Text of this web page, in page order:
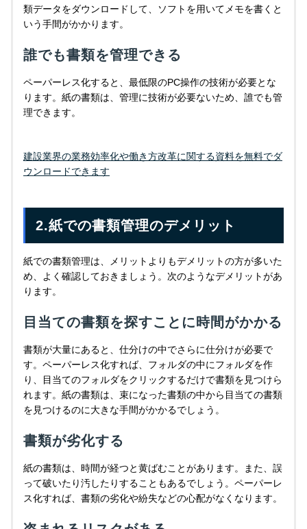
類データをダウンロードして、ソフトを用いてメモを書くと
いう手間がかかります。
誰でも書類を管理できる
ペーパーレス化すると、最低限のPC操作の技術が必要とな
ります。紙の書類は、管理に技術が必要ないため、誰でも管
理できます。
建設業界の業務効率化や働き⽅改⾰に関する資料を無料でダ
ウンロードできます
2.紙での書類管理のデメリット
紙での書類管理は、メリットよりもデメリットの方が多いた
め、よく確認しておきましょう。次のようなデメリットがあ
ります。
目当ての書類を探すことに時間がかかる
書類が大量にあると、仕分けの中でさらに仕分けが必要で
す。ペーパーレス化すれば、フォルダの中にフォルダを作
り、目当てのフォルダをクリックするだけで書類を見つけら
れます。紙の書類は、束になった書類の中から目当ての書類
を見つけるのに大きな手間がかかるでしょう。
書類が劣化する
紙の書類は、時間が経つと黄ばむことがあります。また、誤
って破いたり汚したりすることもあるでしょう。ペーパーレ
ス化すれば、書類の劣化や紛失などの心配がなくなります。